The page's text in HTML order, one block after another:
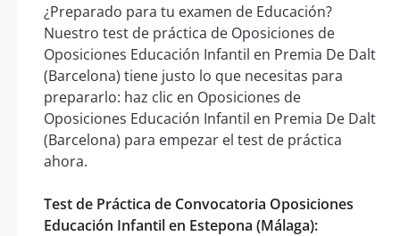
¿Preparado para tu examen de Educación?
Nuestro test de práctica de Oposiciones de
Oposiciones Educación Infantil en Premia De Dalt
(Barcelona) tiene justo lo que necesitas para
prepararlo: haz clic en Oposiciones de
Oposiciones Educación Infantil en Premia De Dalt
(Barcelona) para empezar el test de práctica
ahora.
Test de Práctica de Convocatoria Oposiciones
Educación Infantil en Estepona (Málaga):